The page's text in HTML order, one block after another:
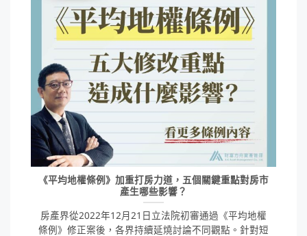
《平均地權條例》加重打房力道，五個關鍵重點對房市
產生哪些影響？
房產界從2022年12月21日立法院初審通過《平均地權
條例》修正案後，各界持續延燒討論不同觀點。針對短